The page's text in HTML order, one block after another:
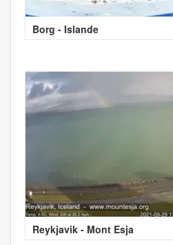
Borg - Islande
Reykjavik - Mont Esja